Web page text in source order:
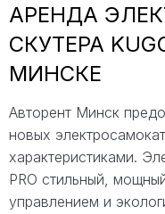
АРЕНДА
СКУТЕРА
МИНСКЕ
Авторент Минск
новых
характеристиками.
PRO стильный,
управлением и